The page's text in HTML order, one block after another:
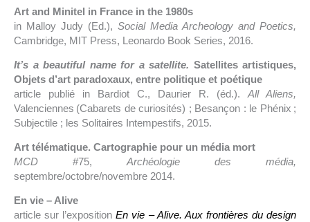
Art and Minitel in France in the 1980s
in Malloy Judy (Ed.), Social Media Archeology and Poetics,
Cambridge, MIT Press, Leonardo Book Series, 2016.
It’s a beautiful name for a satellite. Satellites artistiques,
Objets d’art paradoxaux, entre politique et poétique
article publié in Bardiot C., Daurier R. (éd.).All Aliens,
Valenciennes (Cabarets de curiosités) ; Besançon : le Phénix ;
Subjectile ; les Solitaires Intempestifs, 2015.
Art télématique. Cartographie pour un média mort
MCD #75,Archéologie des média,
septembre/octobre/novembre 2014.
En vie – Alive
article sur l’expositionEn vie – Alive. Aux frontières du design